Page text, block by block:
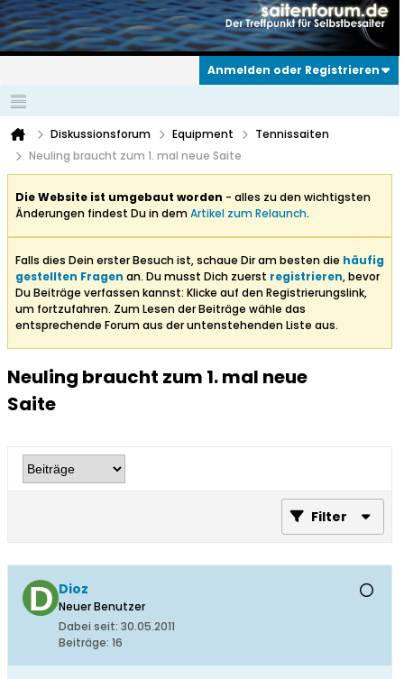
Anmelden oder Registrieren
Diskussionsforum Equipment
Tennissaiten
Neuling braucht zum 1. mal neue Saite
Die Website ist umgebaut worden - alles zu den wichtigsten
Änderungen findest Du in demArtikel zum Relaunch.
Falls dies Dein erster Besuch ist, schaue Dir am besten die häufig
gestellten Fragen an. Du musst Dich zuerst registrieren, bevor
Du Beiträge verfassen kannst: Klicke auf den Registrierungslink,
um fortzufahren. Zum Lesen der Beiträge wähle das
entsprechende Forum aus der untenstehenden Liste aus.
Neuling braucht zum 1. mal neue
Saite
Filter
Dioz
Neuer Benutzer
Dabei seit: 30.05.2011
Beiträge: 16